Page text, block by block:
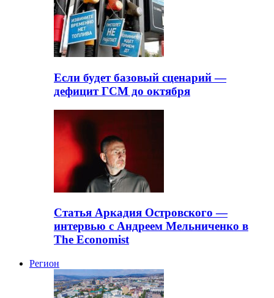
Если будет базовый сценарий —
дефицит ГСМ до октября
Статья Аркадия Островского —
интервью с Андреем Мельниченко в
The Economist
Регион